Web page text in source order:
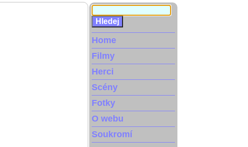
Home
Filmy
Herci
Scény
Fotky
O webu
Soukromí